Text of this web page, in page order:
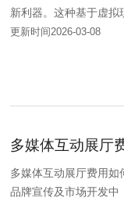
新利器。这种基于虚
更新时间2026-03-08
多媒体互动展厅费用如
品牌宣传及市场开发中